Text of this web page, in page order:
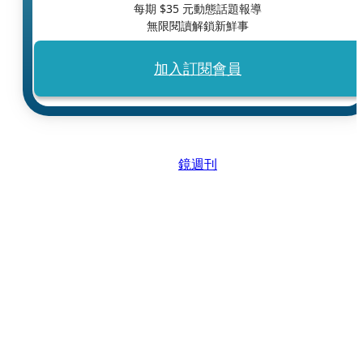
每期 $35 元動態話題報導
無限閱讀解鎖新鮮事
加入訂閱會員
鏡週刊